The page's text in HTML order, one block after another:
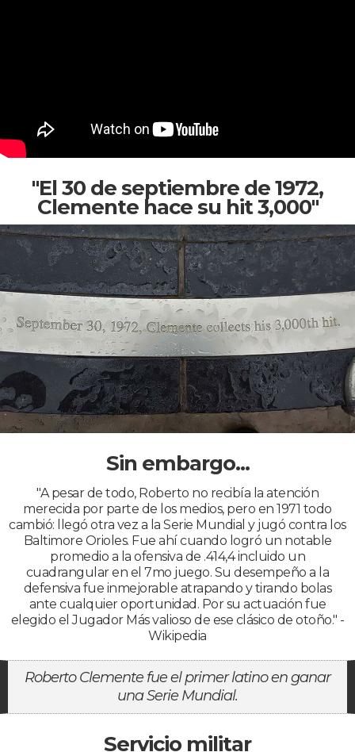
"El 30 de septiembre de 1972,
Clemente hace su hit 3,000"
Sin embargo...
"A pesar de todo, Roberto no recibía la atención
merecida por parte de los medios, pero en 1971 todo
cambió: llegó otra vez a la Serie Mundial y jugó contra los
Baltimore Orioles. Fue ahí cuando logró un notable
promedio a la ofensiva de .414,4 incluido un
cuadrangular en el 7mo juego. Su desempeño a la
defensiva fue inmejorable atrapando y tirando bolas
ante cualquier oportunidad. Por su actuación fue
elegido el Jugador Más valioso de ese clásico de otoño." -
Wikipedia
Roberto Clemente fue el primer latino en ganar
una Serie Mundial.
Servicio militar